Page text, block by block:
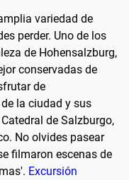
variedad de
perder. Uno de los
de Hohensalzburg,
conservadas de
de
la ciudad y sus
de Salzburgo,
No olvides pasear
filmaron escenas de
Excursión